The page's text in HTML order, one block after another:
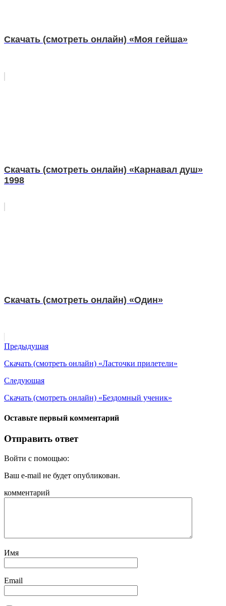
Скачать (смотреть онлайн) «Моя гейша»
Скачать (смотреть онлайн) «Карнавал душ»
1998
Скачать (смотреть онлайн) «Один»
Предыдущая
Скачать (смотреть онлайн) «Ласточки прилетели»
Следующая
Скачать (смотреть онлайн) «Бездомный ученик»
Оставьте первый комментарий
Отправить ответ
Войти с помощью:
Ваш e-mail не будет опубликован.
комментарий
Имя
Email